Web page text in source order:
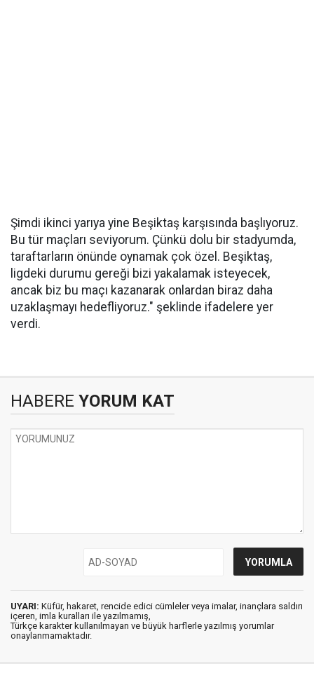
Şimdi ikinci yarıya yine Beşiktaş karşısında başlıyoruz.
Bu tür maçları seviyorum. Çünkü dolu bir stadyumda,
taraftarların önünde oynamak çok özel. Beşiktaş,
ligdeki durumu gereği bizi yakalamak isteyecek,
ancak biz bu maçı kazanarak onlardan biraz daha
uzaklaşmayı hedefliyoruz." şeklinde ifadelere yer
verdi.
HABERE YORUM KAT
UYARI: Küfür, hakaret, rencide edici cümleler veya imalar, inançlara saldırı
içeren, imla kuralları ile yazılmamış,
Türkçe karakter kullanılmayan ve büyük harflerle yazılmış yorumlar
onaylanmamaktadır.